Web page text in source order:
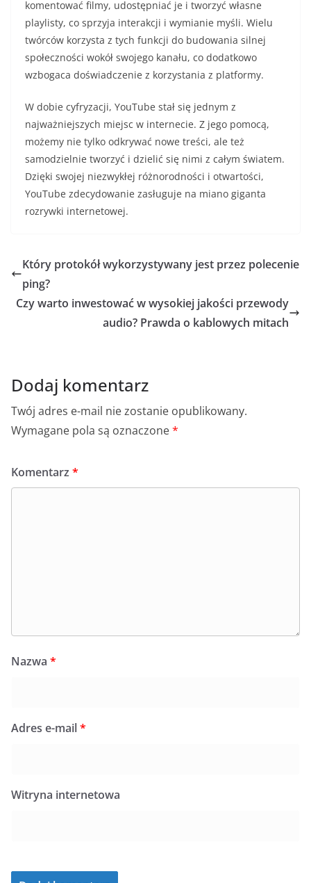
komentować filmy, udostępniać je i tworzyć własne
playlisty, co sprzyja interakcji i wymianie myśli. Wielu
twórców korzysta z tych funkcji do budowania silnej
społeczności wokół swojego kanału, co dodatkowo
wzbogaca doświadczenie z korzystania z platformy.
W dobie cyfryzacji, YouTube stał się jednym z
najważniejszych miejsc w internecie. Z jego pomocą,
możemy nie tylko odkrywać nowe treści, ale też
samodzielnie tworzyć i dzielić się nimi z całym światem.
Dzięki swojej niezwykłej różnorodności i otwartości,
YouTube zdecydowanie zasługuje na miano giganta
rozrywki internetowej.
Który protokół wykorzystywany jest przez polecenie
ping?
Czy warto inwestować w wysokiej jakości przewody
audio? Prawda o kablowych mitach
Dodaj komentarz
Twój adres e-mail nie zostanie opublikowany.
Wymagane pola są oznaczone*
Komentarz *
Nazwa *
Adres e-mail*
Witryna internetowa